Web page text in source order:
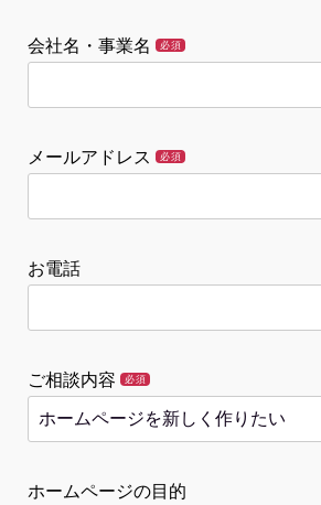
会社名・事業名 必須
メールアドレス 必須
お電話
ご相談内容 必須
ホームページの目的